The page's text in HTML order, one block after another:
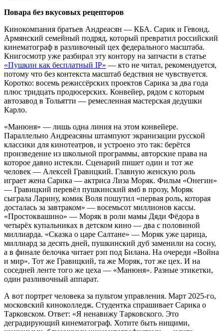
Повара без вкусовых рецепторов
Кинокомпания братьев Андреасян — КБА. Сарик и Гевонд.
Армянский семейный подряд, который превратил российский
кинематограф в разливочный цех федерального масштаба.
Книгосмотр уже разбирал эту контору на запчасти в статье
«Пушкин как бесплатный IP» — кто не читал, рекомендуется,
потому что без контекста масштаб бедствия не чувствуется.
Коротко: восемь режиссёрских проектов Сарика за два года
плюс тридцать продюсерских. Конвейер, рядом с которым
автозавод в Тольятти — ремесленная мастерская дедушки
Карло.
«Манюня» — лишь одна линия на этом конвейере.
Параллельно Андреасяны штампуют экранизации русской
классики для кинотеатров, и устроено это так: берётся
произведение из школьной программы, авторские права на
которое давно истекли. Сценарий пишет один и тот же
человек — Алексей Гравицкий. Главную женскую роль
играет жена Сарика — актриса Лиза Моряк. Фильм «Онегин»
— Гравицкий перевёл пушкинский ямб в прозу, Моряк
сыграла Ларину, комик Воля пошутил «первая роль, которая
досталась за завтраком» — восемьсот миллионов кассы.
«Простоквашино» — Моряк в роли мамы Дяди Фёдора в
четырёх купальниках в детском кино — два с половиной
миллиарда. «Сказка о царе Салтане» — Моряк уже царица,
миллиард за десять дней, пушкинский дуб заменили на сосну,
а в финале белочка читает рэп под Билана. На очереди «Война
и мир». Тот же Гравицкий, та же Моряк, тот же цех. И на
соседней ленте того же цеха — «Манюня». Разные этикетки,
один разливочный аппарат.
А вот портрет человека за пультом управления. Март 2025-го,
московский киноколледж. Студентка спрашивает Сарика о
Тарковском. Ответ: «Я ненавижу Тарковского. Это
деградирующий кинематограф. Хотите быть нищими,